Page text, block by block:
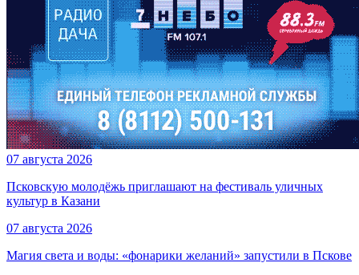
07 августа 2026
Псковскую молодёжь приглашают на фестиваль уличных
культур в Казани
07 августа 2026
Магия света и воды: «фонарики желаний» запустили в Пскове